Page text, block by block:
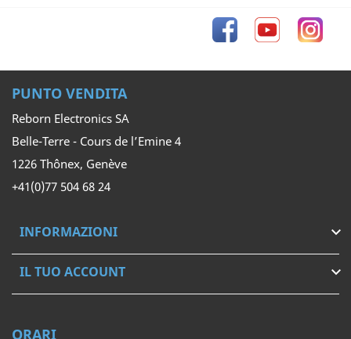
FacebookYouTube
PUNTO VENDITA
Reborn Electronics SA
Belle-Terre - Cours de l’Emine 4
1226 Thônex, Genève
+41(0)77 504 68 24
INFORMAZIONI 
IL TUO ACCOUNT 
ORARI